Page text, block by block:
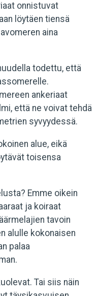
onnistuvat
löytäen tiensä
aina
todettu, että
ankeriaat
että ne voivat tehdä
syvyydessä.
alue, eikä
toisensa
Emme oikein
ja koiraat
tavoin
alulle kokonaisen
palaa
Tai siis näin